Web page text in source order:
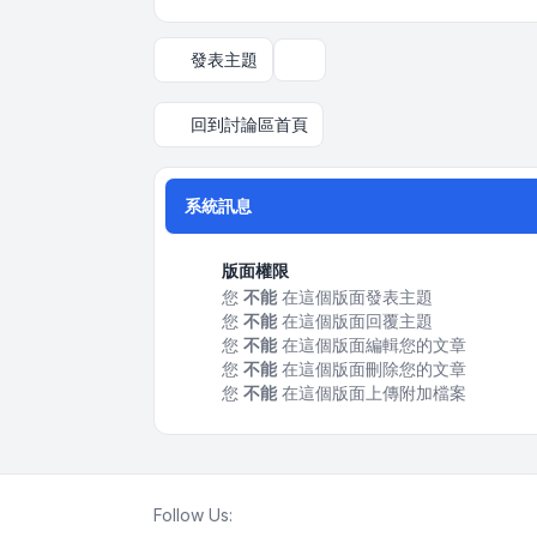
發表主題
回到討論區首頁
系統訊息
版面權限
您 不能在這個版面發表主題
您 不能在這個版面回覆主題
您 不能在這個版面編輯您的文章
您 不能在這個版面刪除您的文章
您 不能在這個版面上傳附加檔案
Follow Us: